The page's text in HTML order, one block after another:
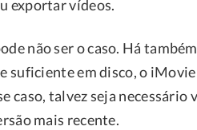
exportar vídeos.
não ser o caso. Há
suficiente em disco, o
caso, talvez seja
mais recente.